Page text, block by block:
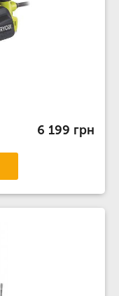
6 199 грн